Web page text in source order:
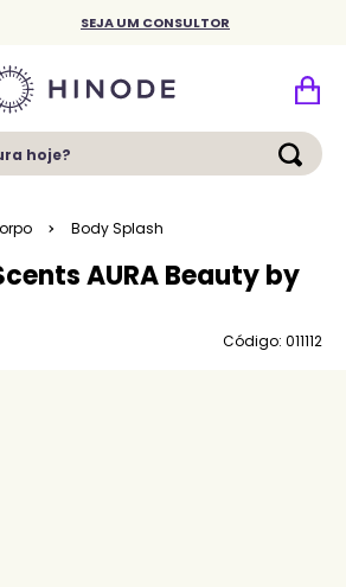
SEJA UM CONSULTOR
hoje?
Body Splash
AURA Beauty by
Código: 011112